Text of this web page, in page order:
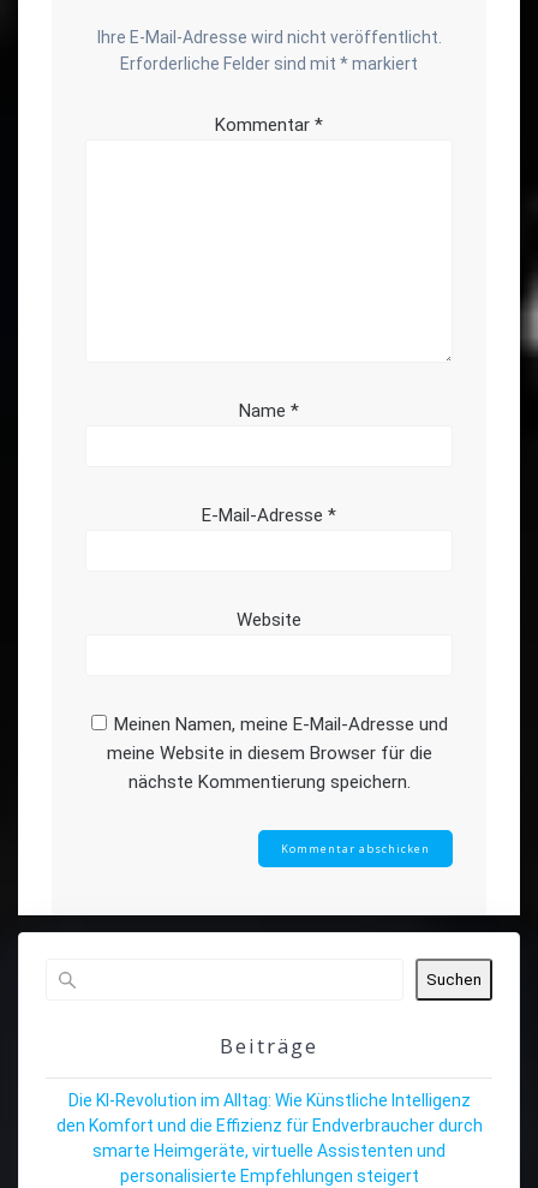
Ihre E-Mail-Adresse wird nicht veröffentlicht.
Erforderliche Felder sind mit *markiert
Kommentar *
Name *
E-Mail-Adresse *
Website
Meinen Namen, meine E-Mail-Adresse und
meine Website in diesem Browser für die
nächste Kommentierung speichern.
Suchen
Beiträge
Die KI-Revolution im Alltag: Wie Künstliche Intelligenz
den Komfort und die Effizienz für Endverbraucher durch
smarte Heimgeräte, virtuelle Assistenten und
personalisierte Empfehlungen steigert